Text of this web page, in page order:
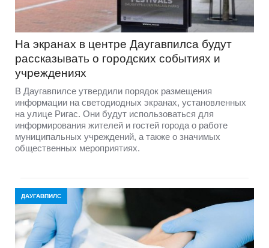
На экранах в центре Даугавпилса будут
рассказывать о городских событиях и
учреждениях
В Даугавпилсе утвердили порядок размещения
информации на светодиодных экранах, установленных
на улице Ригас. Они будут использоваться для
информирования жителей и гостей города о работе
муниципальных учреждений, а также о значимых
общественных мероприятиях.
ДАУГАВПИЛС